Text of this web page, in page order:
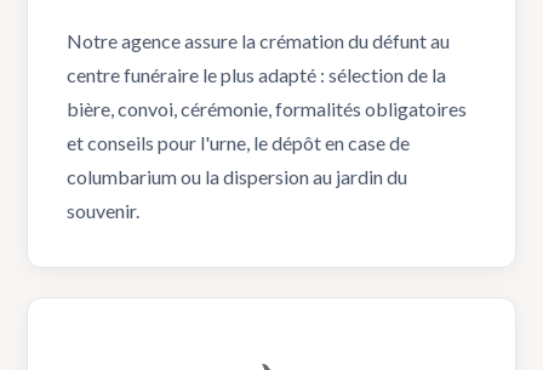
Notre agence assure la crémation du défunt au
centre funéraire le plus adapté : sélection de la
bière, convoi, cérémonie, formalités obligatoires
et conseils pour l'urne, le dépôt en case de
columbarium ou la dispersion au jardin du
souvenir.